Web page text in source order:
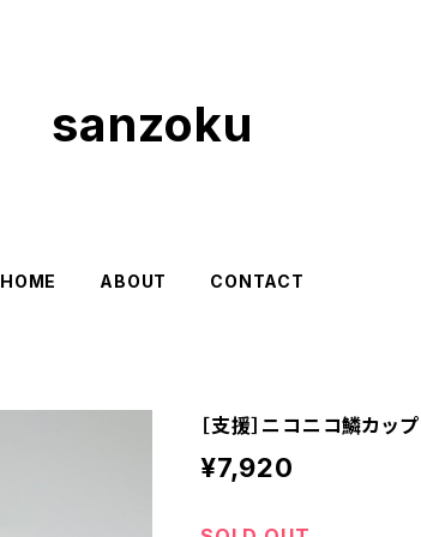
sanzoku
HOME ABOUT CONTACT
［支援］ニコニコ鱗カッ
¥7,920